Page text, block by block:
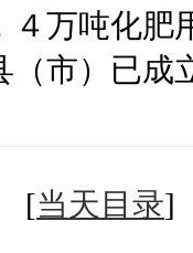
４万吨化肥
（市）已成
[当天目录